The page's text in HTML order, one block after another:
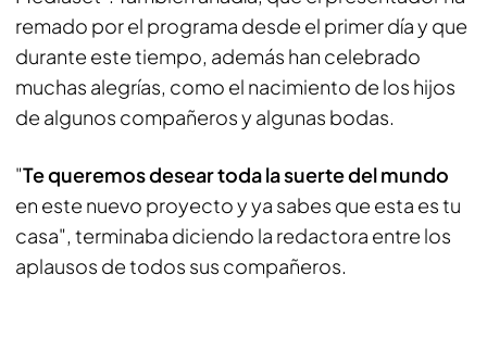
remado por el programa desde el primer día y que
durante este tiempo, además han celebrado
muchas alegrías, como el nacimiento de los hijos
de algunos compañeros y algunas bodas.
"Te queremos desear toda la suerte del mundo
en este nuevo proyecto y ya sabes que esta es tu
casa", terminaba diciendo la redactora entre los
aplausos de todos sus compañeros.